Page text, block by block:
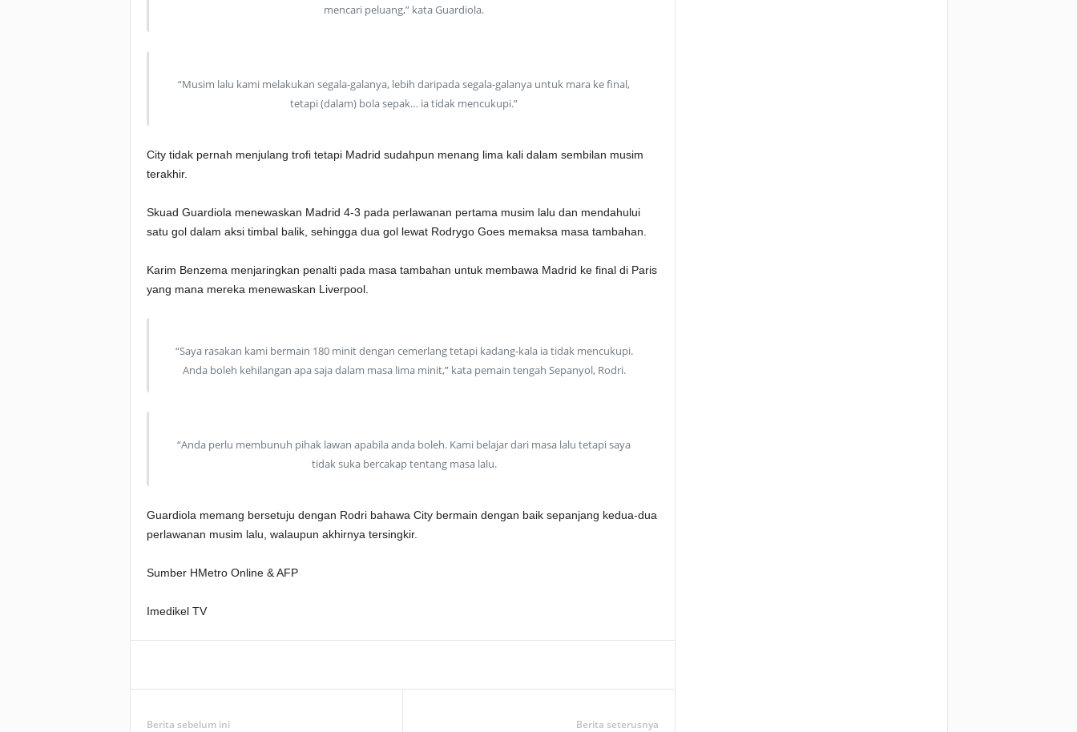
mencari peluang,” kata Guardiola.
“Musim lalu kami melakukan segala-galanya, lebih daripada segala-galanya untuk mara ke final,
tetapi (dalam) bola sepak… ia tidak mencukupi.”
City tidak pernah menjulang trofi tetapi Madrid sudahpun menang lima kali dalam sembilan musim
terakhir.
Skuad Guardiola menewaskan Madrid 4-3 pada perlawanan pertama musim lalu dan mendahului
satu gol dalam aksi timbal balik, sehingga dua gol lewat Rodrygo Goes memaksa masa tambahan.
Karim Benzema menjaringkan penalti pada masa tambahan untuk membawa Madrid ke final di Paris
yang mana mereka menewaskan Liverpool.
“Saya rasakan kami bermain 180 minit dengan cemerlang tetapi kadang-kala ia tidak mencukupi.
Anda boleh kehilangan apa saja dalam masa lima minit,” kata pemain tengah Sepanyol, Rodri.
“Anda perlu membunuh pihak lawan apabila anda boleh. Kami belajar dari masa lalu tetapi saya
tidak suka bercakap tentang masa lalu.
Guardiola memang bersetuju dengan Rodri bahawa City bermain dengan baik sepanjang kedua-dua
perlawanan musim lalu, walaupun akhirnya tersingkir.
Sumber HMetro Online & AFP
Imedikel TV
Berita sebelum ini Berita seterusnya